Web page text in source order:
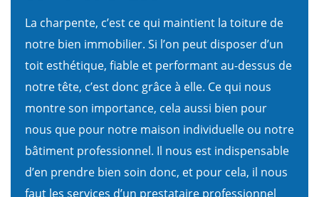
La charpente, c’est ce qui maintient la toiture de
notre bien immobilier. Si l’on peut disposer d’un
toit esthétique, fiable et performant au-dessus de
notre tête, c’est donc grâce à elle. Ce qui nous
montre son importance, cela aussi bien pour
nous que pour notre maison individuelle ou notre
bâtiment professionnel. Il nous est indispensable
d’en prendre bien soin donc, et pour cela, il nous
faut les services d’un prestataire professionnel